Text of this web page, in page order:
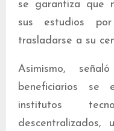
se garantiza que
sus estudios
trasladarse a su
Asimismo,
beneficiarios se
institutos
descentralizados,